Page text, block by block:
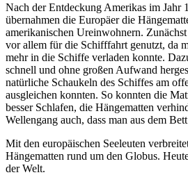
Nach der Entdeckung Amerikas im Jahr
übernahmen die Europäer die
amerikanischen Ureinwohnern.
vor allem für die Schifffahrt genutzt, da
mehr in die Schiffe verladen konnte.
schnell und ohne großen Aufwand
natürliche Schaukeln des Schiffes am
ausgleichen konnten. So konnten die
besser Schlafen, die Hängematten
Wellengang auch, dass man aus dem
Mit den europäischen Seeleuten
Hängematten rund um den Globus.
der Welt.